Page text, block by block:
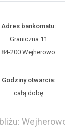
Adres bankomatu:
Graniczna 11
84-200 Wejherowo
Godziny otwarcia:
całą dobę